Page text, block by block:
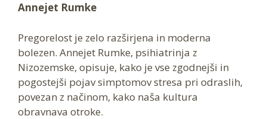
Annejet Rumke
Pregorelost je zelo razširjena in moderna
bolezen. Annejet Rumke, psihiatrinja z
Nizozemske, opisuje, kako je vse zgodnejši in
pogostejši pojav simptomov stresa pri odraslih,
povezan z načinom, kako naša kultura
obravnava otroke.